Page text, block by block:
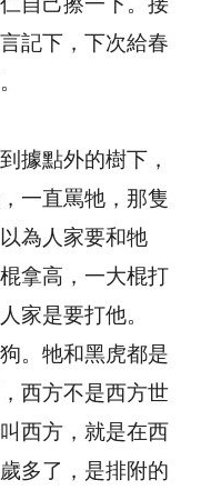
自己擦一下。接
記下，下次給春
據點外的樹下，
一直罵牠，那隻
為人家要和牠
拿高，一大棍打
家是要打他。
。牠和黑虎都是
西方不是西方世
西方，就是在西
多了，是排附的